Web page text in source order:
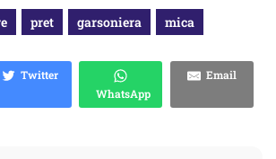
pret garsoniera mica
Twitter
WhatsApp
Email